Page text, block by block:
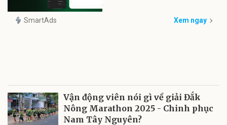
SmartAds Xem ngay
Vận động viên nói gì về giải Đắk
Nông Marathon 2025 - Chinh phục
Nam Tây Nguyên?